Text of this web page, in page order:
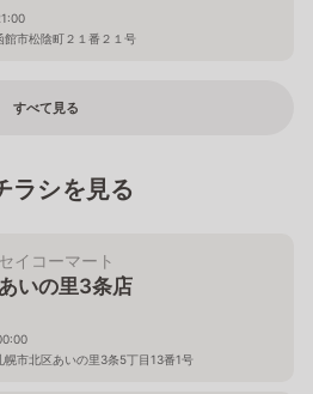
館市松陰町２１番２１号
すべて見る
ラシを見る
セイコーマート
あいの里3条店
幌市北区あいの里3条5丁目13番1号